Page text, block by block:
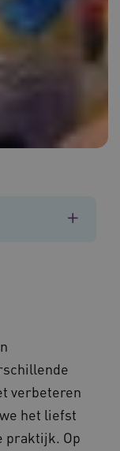
verbeteren
het liefst
praktijk. Op